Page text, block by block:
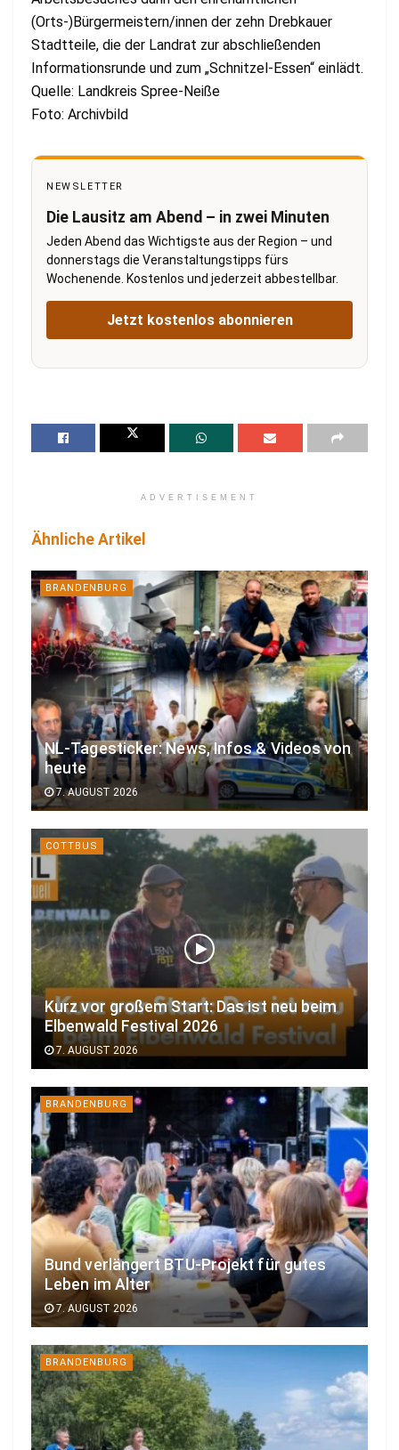
(Orts-)Bürgermeistern/innen der zehn Drebkauer
Stadtteile, die der Landrat zur abschließenden
Informationsrunde und zum „Schnitzel-Essen“ einlädt.
Quelle: Landkreis Spree-Neiße
Foto: Archivbild
NEWSLETTER
Die Lausitz am Abend – in zwei Minuten
Jeden Abend das Wichtigste aus der Region – und
donnerstags die Veranstaltungstipps fürs
Wochenende. Kostenlos und jederzeit abbestellbar.
Jetzt kostenlos abonnieren
ADVERTISEMENT
Ähnliche Artikel
BRANDENBURG
NL-Tagesticker: News, Infos & Videos von
heute
7. AUGUST 2026
COTTBUS
Kurz vor großem Start: Das ist neu beim
Elbenwald Festival 2026
7. AUGUST 2026
BRANDENBURG
Bund verlängert BTU-Projekt für gutes
Leben im Alter
7. AUGUST 2026
BRANDENBURG